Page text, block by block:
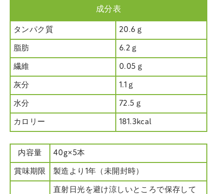
成分表
タンパク質 20.6ｇ
脂肪 6.2ｇ
繊維 0.05ｇ
灰分 1.1ｇ
水分 72.5ｇ
カロリー 181.3kcal
内容量 40g×5本
賞味期限 製造より1年（未開封時）
直射日光を避け涼しいところで保存して